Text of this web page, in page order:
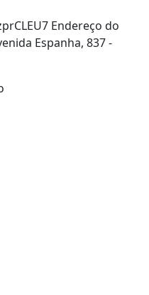
Endereço do
Espanha, 837 -